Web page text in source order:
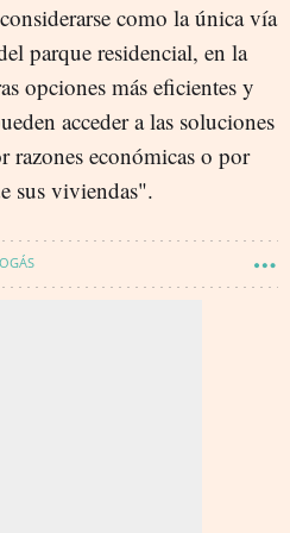
como la única vía
parque residencial, en la
opciones más eficientes y
acceder a las soluciones
razones económicas o por
sus viviendas".